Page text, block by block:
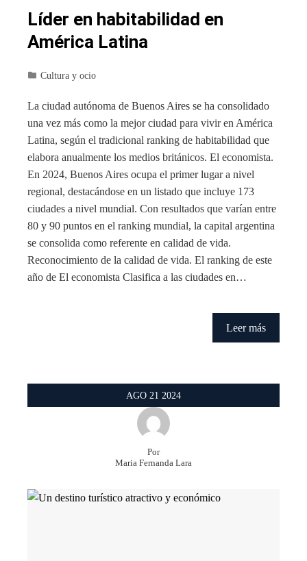
Líder en habitabilidad en
América Latina
Cultura y ocio
La ciudad autónoma de Buenos Aires se ha consolidado
una vez más como la mejor ciudad para vivir en América
Latina, según el tradicional ranking de habitabilidad que
elabora anualmente los medios británicos. El economista.
En 2024, Buenos Aires ocupa el primer lugar a nivel
regional, destacándose en un listado que incluye 173
ciudades a nivel mundial. Con resultados que varían entre
80 y 90 puntos en el ranking mundial, la capital argentina
se consolida como referente en calidad de vida.
Reconocimiento de la calidad de vida. El ranking de este
año de El economista Clasifica a las ciudades en…
Leer más
AGO 21 2024
Por
Maria Fernanda Lara